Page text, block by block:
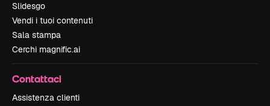
Slidesgo
Vendi i tuoi contenuti
Sala stampa
Cerchi magnific.ai
Contattaci
Assistenza clienti